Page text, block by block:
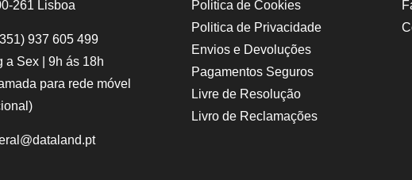
261 Lisboa
937 605 499
a Sex | 9h ás 18h
para rede móvel
Politica de Cookies
Politica de Privacidade
Envios e Devoluções
Pagamentos Seguros
Livre de Resolução
Livro de Reclamações